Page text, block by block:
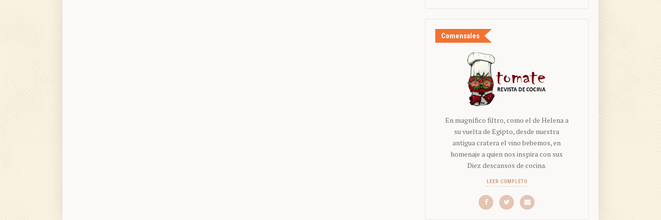
Comensales
En magnífico filtro, como el de Helena a
su vuelta de Egipto, desde nuestra
antigua cratera el vino bebemos, en
homenaje a quien nos inspira con sus
Diez descansos de cocina.
LEER COMPLETO